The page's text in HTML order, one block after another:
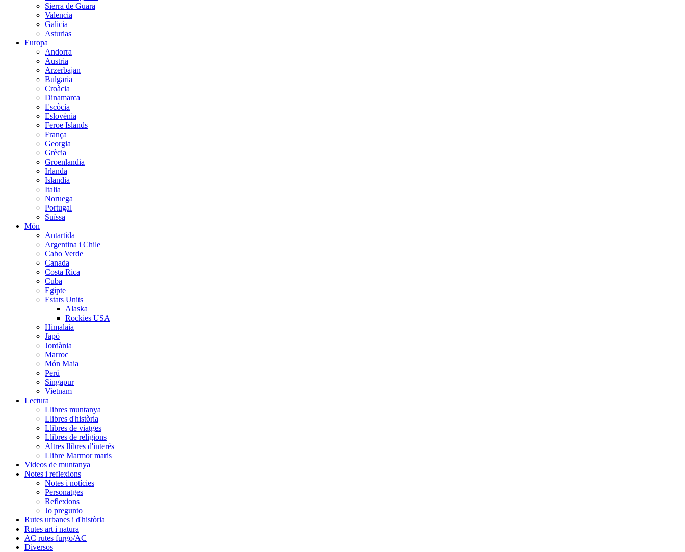
Sierra de Guara
Valencia
Galicia
Asturias
Europa
Andorra
Austria
Arzerbajan
Bulgaria
Croàcia
Dinamarca
Escòcia
Eslovènia
Feroe Islands
França
Georgia
Grècia
Groenlandia
Irlanda
Islandia
Italia
Noruega
Portugal
Suïssa
Món
Antartida
Argentina i Chile
Cabo Verde
Canada
Costa Rica
Cuba
Egipte
Estats Units
Alaska
Rockies USA
Himalaia
Japó
Jordània
Marroc
Món Maia
Perú
Singapur
Vietnam
Lectura
Llibres muntanya
Llibres d'història
Llibres de viatges
Llibres de religions
Altres llibres d'interés
Llibre Marmor maris
Videos de muntanya
Notes i reflexions
Notes i notícies
Personatges
Reflexions
Jo pregunto
Rutes urbanes i d'història
Rutes art i natura
AC rutes furgo/AC
Diversos